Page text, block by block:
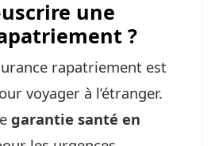
une
?
rapatriement est
voyager à l’étranger.
garantie santé en